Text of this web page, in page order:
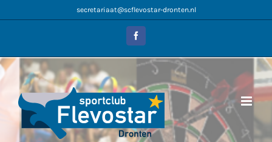
naar
secretariaat@scflevostar-dronten.nl
Facebook